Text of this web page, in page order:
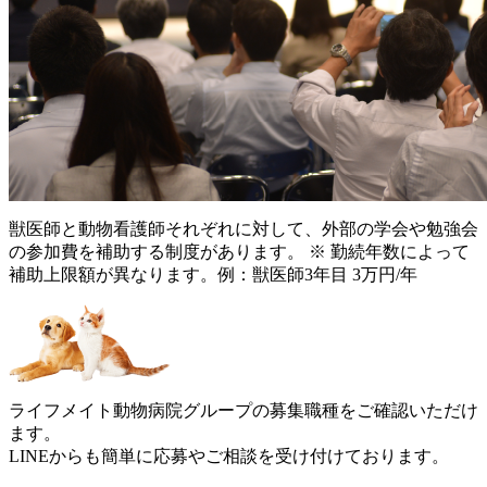
獣医師と動物看護師それぞれに対して、外部の学会や勉強会
の参加費を補助する制度があります。
※ 勤続年数によって
補助上限額が異なります。例：獣医師3年目 3万円/年
ライフメイト動物病院グループの募集職種をご確認いただけ
ます。
LINEからも簡単に応募やご相談を受け付けております。